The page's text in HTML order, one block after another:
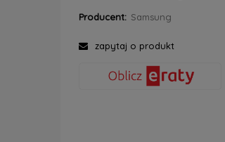
Cena nie zawiera ewentualnych kosztów
Producent: Samsung
zapytaj o produkt